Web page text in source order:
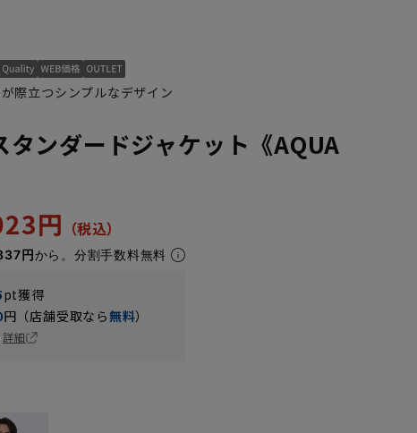
際立つシンプルなデザイン
タンダードジャケット《AQUA
円
円から。分割手数料無料
pt獲得
円（店舗受取なら無料）
詳細